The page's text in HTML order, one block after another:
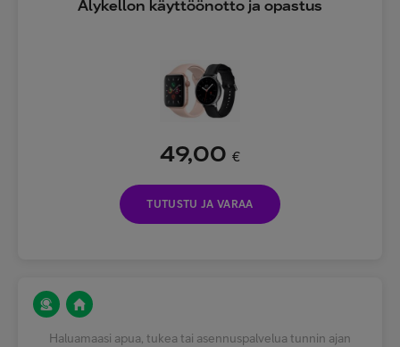
Älykellon käyttöönotto ja opastus
49,00 €
TUTUSTU JA VARAA
Haluamaasi apua, tukea tai asennuspalvelua tunnin ajan